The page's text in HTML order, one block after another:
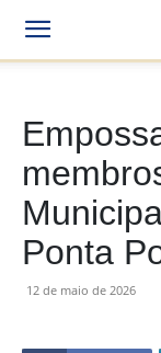
Ponta
12 de maio de 2026